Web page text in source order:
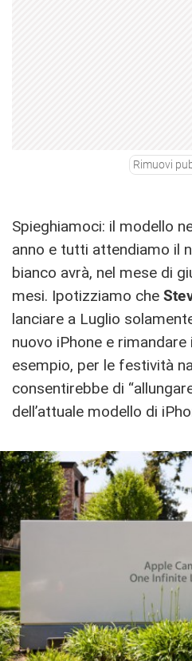
Rimuovi
Spieghiamoci: il modello
anno e tutti attendiamo il
bianco avrà, nel mese di
mesi. Ipotizziamo che
lanciare a Luglio
nuovo iPhone e
esempio, per le festività
consentirebbe di
dell’attuale modello di